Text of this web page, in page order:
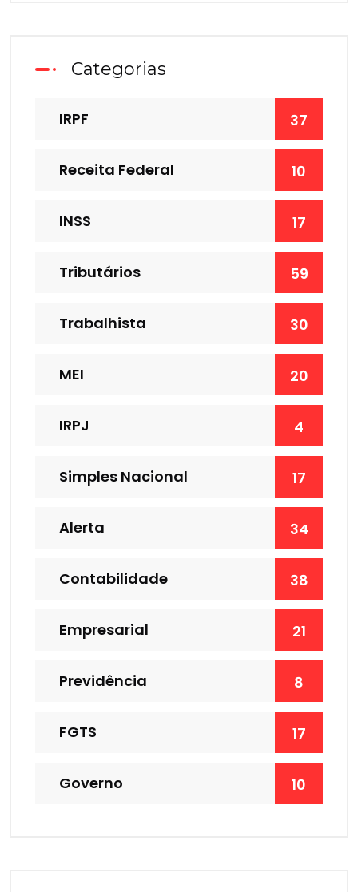
Categorias
IRPF 37
Receita Federal 10
INSS 17
Tributários 59
Trabalhista 30
MEI 20
IRPJ 4
Simples Nacional 17
Alerta 34
Contabilidade 38
Empresarial 21
Previdência 8
FGTS 17
Governo 10